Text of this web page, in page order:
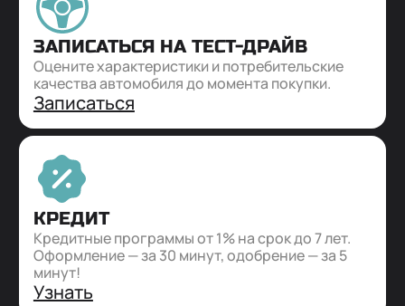
ЗАПИСАТЬСЯ НА ТЕСТ-ДРАЙВ
Оцените характеристики и потребительские
качества автомобиля до момента покупки.
Записаться
КРЕДИТ
Кредитные программы от 1% на срок до 7 лет.
Оформление — за 30 минут, одобрение — за 5
минут!
Узнать